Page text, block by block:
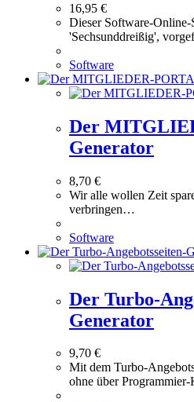
16,95 €
Dieser Software-
'Sechsunddreißig',
Software
Der
Generator
8,70 €
Wir alle wollen Zeit
verbringen…
Software
Der Turbo-
Generator
9,70 €
Mit dem Turbo-
ohne über